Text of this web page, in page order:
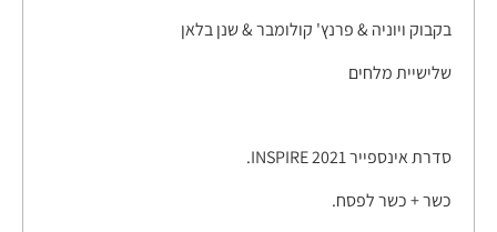
בקבוק ויוניה & פרנץ' קולומבר & שנן בלאן
שלישיית מלחים
סדרת אינספייר 2021 INSPIRE.
כשר + כשר לפסח.